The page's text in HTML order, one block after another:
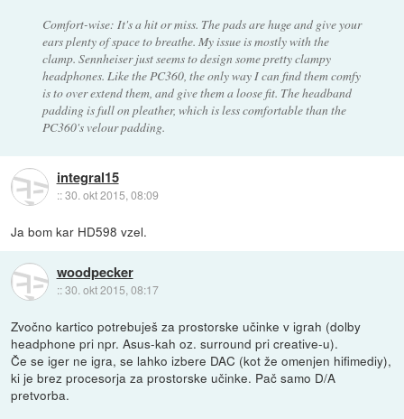
Comfort-wise: It's a hit or miss. The pads are huge and give your
ears plenty of space to breathe. My issue is mostly with the
clamp. Sennheiser just seems to design some pretty clampy
headphones. Like the PC360, the only way I can find them comfy
is to over extend them, and give them a loose fit. The headband
padding is full on pleather, which is less comfortable than the
PC360's velour padding.
integral15
::30. okt 2015, 08:09
Ja bom kar HD598 vzel.
woodpecker
::30. okt 2015, 08:17
Zvočno kartico potrebuješ za prostorske učinke v igrah (dolby
headphone pri npr. Asus-kah oz. surround pri creative-u).
Če se iger ne igra, se lahko izbere DAC (kot že omenjen hifimediy),
ki je brez procesorja za prostorske učinke. Pač samo D/A
pretvorba.